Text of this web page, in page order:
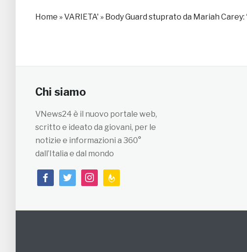
Home »VARIETA' » Body Guard stuprato da Mariah
Chi siamo
VNews24 è il nuovo portale web,
scritto e ideato da giovani, per le
notizie e informazioni a 360°
dall’Italia e dal mondo
facebooktwitterinstagramfeedburner